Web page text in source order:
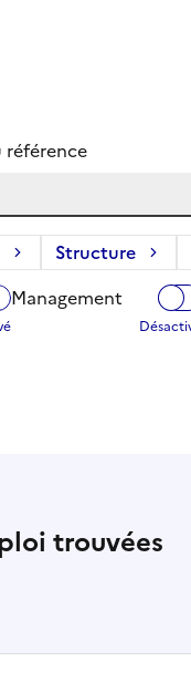
référence
Structure
Management
trouvées